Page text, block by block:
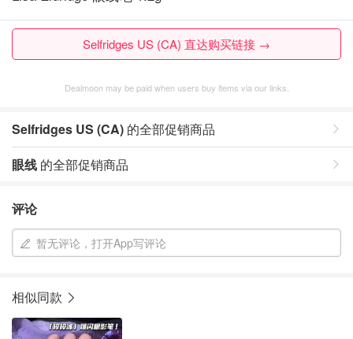
Selfridges US (CA) 直达购买链接 →
Dealmoon may be paid when users buy items via our links.
Selfridges US (CA) 的全部促销商品
眼线 的全部促销商品
评论
暂无评论，打开App写评论
相似同款